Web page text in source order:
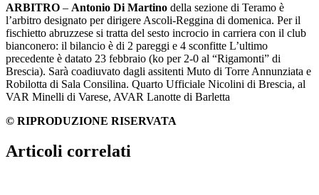
ARBITRO – Antonio Di Martino della sezione di Teramo è
l’arbitro designato per dirigere Ascoli-Reggina di domenica. Per il
fischietto abruzzese si tratta del sesto incrocio in carriera con il club
bianconero: il bilancio è di 2 pareggi e 4 sconfitte L’ultimo
precedente è datato 23 febbraio (ko per 2-0 al “Rigamonti” di
Brescia). Sarà coadiuvato dagli assitenti Muto di Torre Annunziata e
Robilotta di Sala Consilina. Quarto Ufficiale Nicolini di Brescia, al
VAR Minelli di Varese, AVAR Lanotte di Barletta
© RIPRODUZIONE RISERVATA
Articoli correlati